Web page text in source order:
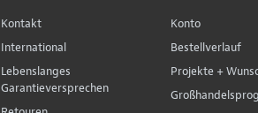
Kontakt
International
Lebenslanges
Garantieversprechen
Konto
Bestellverlauf
Projekte +